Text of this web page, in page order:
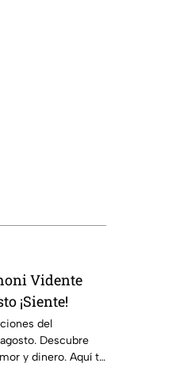
Vidente
¡Siente!
del
Descubre
y dinero. Aquí te